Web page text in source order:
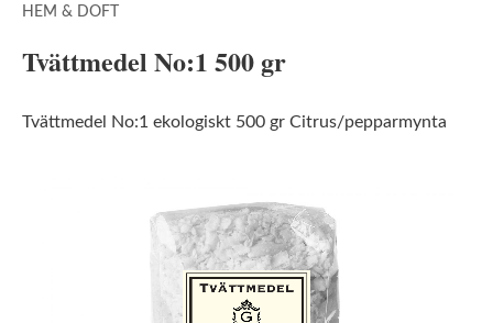
HEM & DOFT
Tvättmedel No:1 500 gr
Tvättmedel No:1 ekologiskt 500 gr Citrus/pepparmynta